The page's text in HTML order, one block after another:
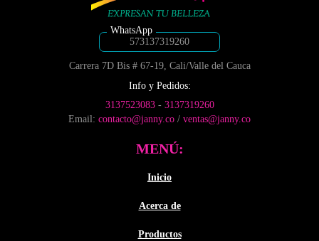
573137319260
Carrera 7D Bis # 67-19, Cali/Valle del Cauca
Info y Pedidos:
3137523083- 3137319260
Email: contacto@janny.co / ventas@janny.co
MENÚ:
Inicio
Acerca de
Productos